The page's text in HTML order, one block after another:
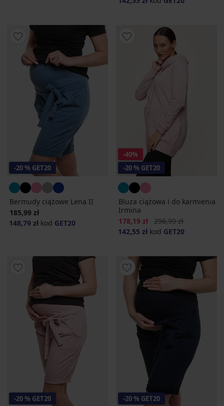
-20 % GET20
Bermudy ciążowe Lena II
185,99 zł
148,79 zł kod GET20
-40%
-20 % GET20
Bluza ciążowa i do karmienia
Irmina
Zniżka
178,19 zł Pierwotna cena
296,99 zł
142,55 zł kod GET20
-20 % GET20 -20 % GET20